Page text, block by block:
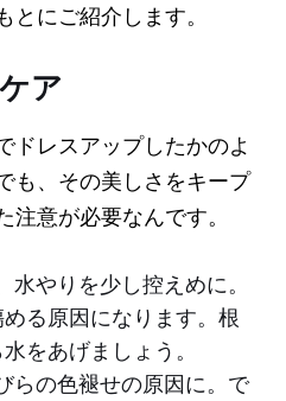
とにご紹介します。
ア
ドレスアップしたかのよ
も、その美しさをキープ
意が必要なんです。
水やりを少し控えめに。
る原因になります。根
をあげましょう。
らの色褪せの原因に。で